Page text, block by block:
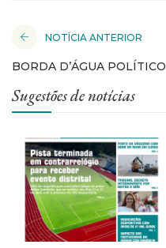
NOTÍCIA ANTERIOR
BORDA D’ÁGUA POLÍTICO
Sugestões de notícias